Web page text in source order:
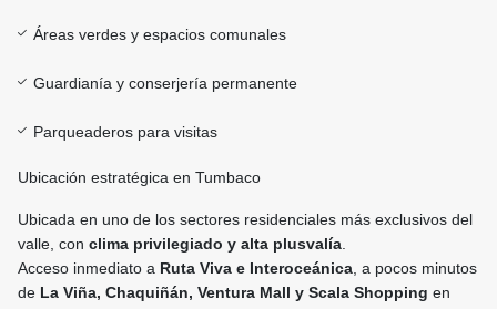
Áreas verdes y espacios comunales
Guardianía y conserjería permanente
Parqueaderos para visitas
Ubicación estratégica en Tumbaco
Ubicada en uno de los sectores residenciales más exclusivos del
valle, con clima privilegiado y alta plusvalía
Acceso inmediato a Ruta Viva e Interoceánica , a pocos minutos
de La Viña, Chaquiñán, Ventura Mall y Scala Shopping en